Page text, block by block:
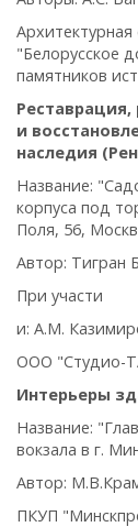
"Белорусское
памятников
Реставрация,
и
наследия
Название:
корпуса под
Поля, 56,
Автор: Тигран
При участи
и: А.М.
ООО "Студио-
Интерьеры
Название:
вокзала в г.
Автор:
ПКУП